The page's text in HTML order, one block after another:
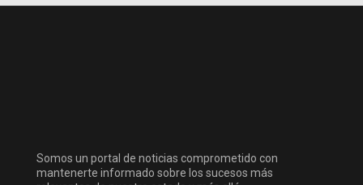
Somos un portal de noticias comprometido con
mantenerte informado sobre los sucesos más